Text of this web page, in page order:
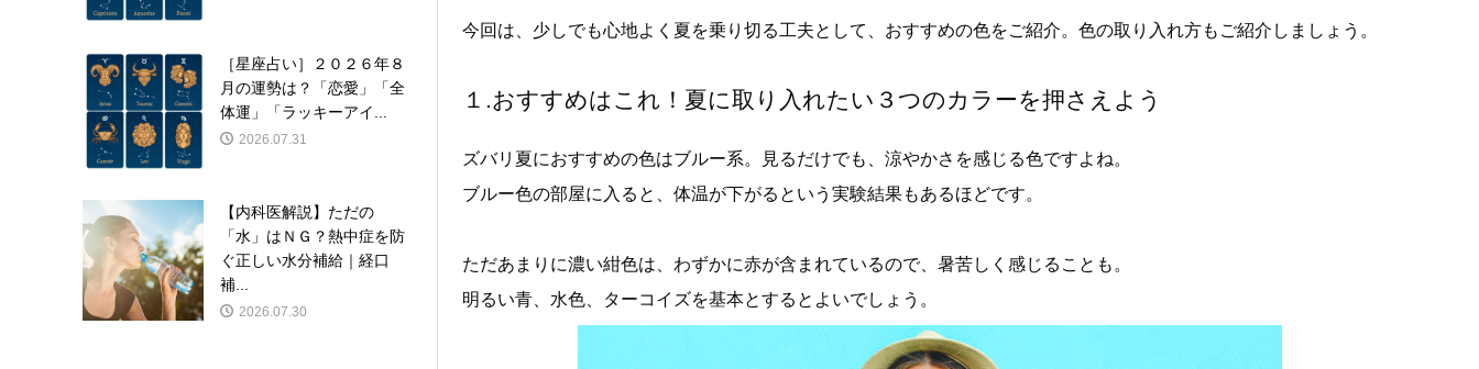
今回は、少しでも心地よく夏を乗り切る工夫として、おすすめの色をご紹介。色の取り入れ方もご紹介しましょう。
１.おすすめはこれ！夏に取り入れたい３つのカラーを押さえよう
ズバリ夏におすすめの色はブルー系。見るだけでも、涼やかさを感じる色ですよね。
ブルー色の部屋に入ると、体温が下がるという実験結果もあるほどです。
ただあまりに濃い紺色は、わずかに赤が含まれているので、暑苦しく感じることも。
明るい青、水色、ターコイズを基本とするとよいでしょう。
［星座占い］２０２６年８
月の運勢は？「恋愛」「全
体運」「ラッキーアイ...
2026.07.31
【内科医解説】ただの
「水」はＮＧ？熱中症を防
ぐ正しい水分補給｜経口
補...
2026.07.30